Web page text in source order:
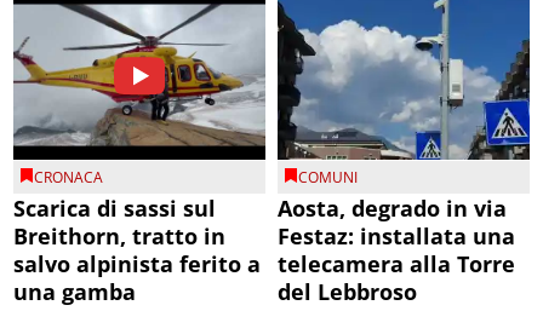
CRONACA
Scarica di sassi sul
Breithorn, tratto in
salvo alpinista ferito a
una gamba
COMUNI
Aosta, degrado in via
Festaz: installata una
telecamera alla Torre
del Lebbroso